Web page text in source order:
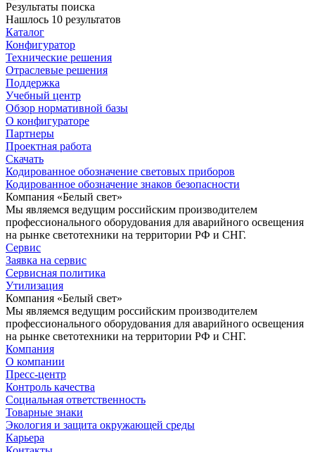
Результаты поиска
Нашлось 10 результатов
Каталог
Конфигуратор
Технические решения
Отраслевые решения
Поддержка
Учебный центр
Обзор нормативной базы
О конфигураторе
Партнеры
Проектная работа
Скачать
Кодированное обозначение световых приборов
Кодированное обозначение знаков безопасности
Компания «Белый свет»
Мы являемся ведущим российским производителем
профессионального оборудования для аварийного освещения
на рынке светотехники на территории РФ и СНГ.
Сервис
Заявка на сервис
Сервисная политика
Утилизация
Компания «Белый свет»
Мы являемся ведущим российским производителем
профессионального оборудования для аварийного освещения
на рынке светотехники на территории РФ и СНГ.
Компания
О компании
Пресс-центр
Контроль качества
Социальная ответственность
Товарные знаки
Экология и защита окружающей среды
Карьера